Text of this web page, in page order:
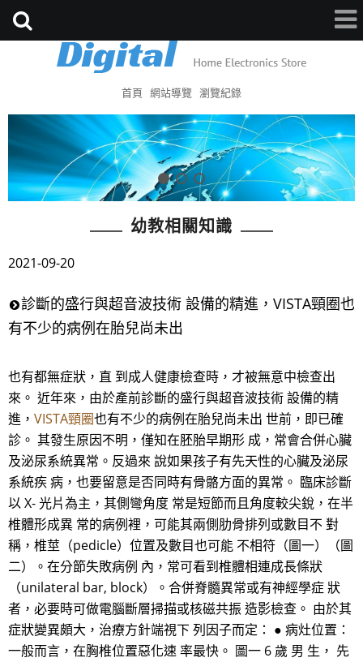
首頁 網站導覽 瀏覽紀錄
幼教相關知識
2021-09-20
診斷的盛行與超音波技術 設備的精進，VISTA頸圈也
有不少的病例在胎兒尚未出
也有都無症狀，直 到成人健康檢查時，才被無意中檢查出
來。 近年來，由於產前診斷的盛行與超音波技術 設備的精
進， VISTA頸圈也有不少的病例在胎兒尚未出 世前，即已確
診。 其發生原因不明，僅知在胚胎早期形 成，常會合併心臟
及泌尿系統異常。反過來 說如果孩子有先天性的心臟及泌尿
系統疾 病，也要留意是否同時有骨骼方面的異常。 臨床診斷
以 X- 光片為主，其側彎角度 常是短節而且角度較尖銳，在半
椎體形成異 常的病例裡，可能其兩側肋骨排列或數目不 對
稱，椎莖（pedicle）位置及數目也可能 不相符（圖一）（圖
二）。在分節失敗病例 內，常可看到椎體相連成長條狀
（unilateral bar, block）。合併脊髓異常或有神經學症 狀
者，必要時可做電腦斷層掃描或核磁共振 造影檢查。 由於其
症狀變異頗大，治療方針端視下 列因子而定： ● 病灶位置：
一般而言，在胸椎位置惡化速 率最快。 圖一 6 歲 男 生， 先